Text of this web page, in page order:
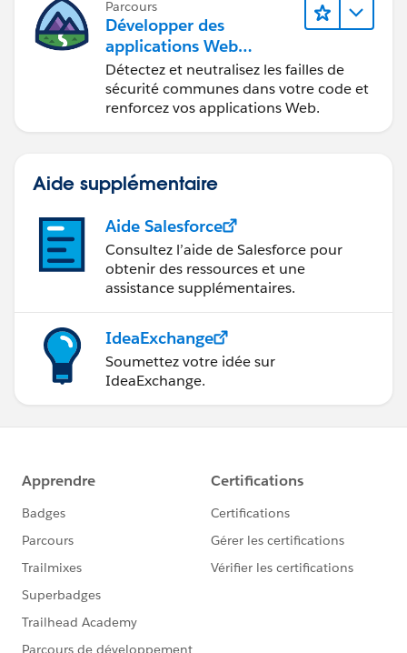
Parcours
Développer des
applications Web
sécurisées
Détectez et neutralisez les failles de
sécurité communes dans votre code et
renforcez vos applications Web.
Aide supplémentaire
Aide Salesforce
Consultez l’aide de Salesforce pour
obtenir des ressources et une
assistance supplémentaires.
IdeaExchange
Soumettez votre idée sur
IdeaExchange.